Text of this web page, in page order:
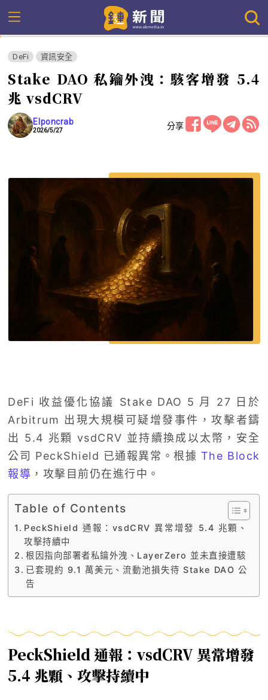
DeFi 資訊安全
Stake DAO 私鑰外洩：駭客增發 5.4
兆 vsdCRV
Elponcrab
2026/5/27 分享
DeFi 收益優化協議 Stake DAO 5 月 27 日於
Arbitrum 出現大規模可疑增發事件，攻擊者鑄
出 5.4 兆顆 vsdCRV 並持續換成以太幣，安全
公司 PeckShield 已通報異常。根據 The Block
報導 ，攻擊目前仍在進行中。
Table of Contents
PeckShield 通報：vsdCRV 異常增發 5.4 兆顆、
攻擊持續中
根因指向部署者私鑰外洩、LayerZero 並未直接遭駭
已套現約 9.1 萬美元、流動池損失待 Stake DAO 公
告
PeckShield 通報：vsdCRV 異常增發
5.4 兆顆、攻擊持續中